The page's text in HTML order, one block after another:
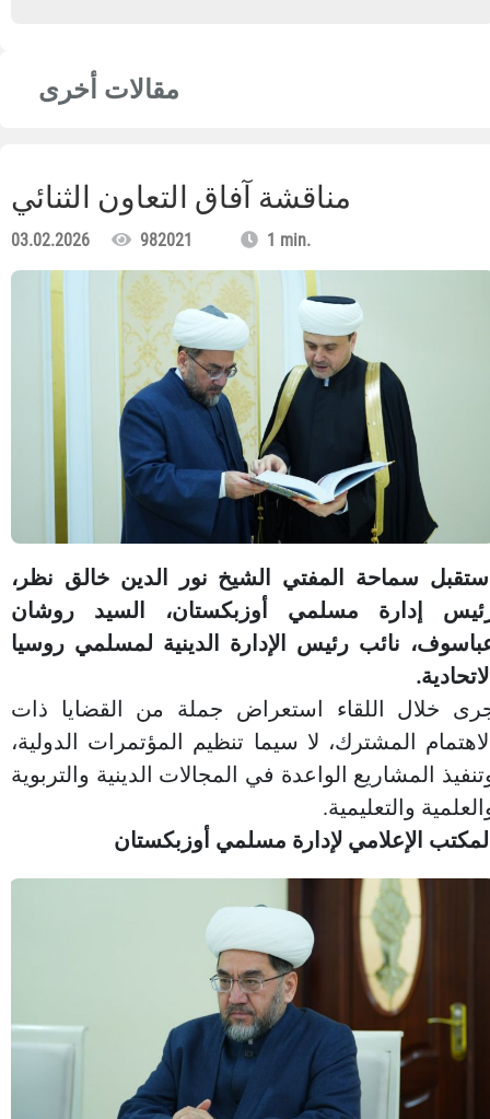
مقالات أخرى
مناقشة آفاق التعاون الثنائي
03.02.2026 982021 1 min.
سماحة المفتي الشيخ نور الدين خالق نظر،
إدارة مسلمي أوزبكستان، السيد روشان
نائب رئيس الإدارة الدينية لمسلمي روسيا
خلال اللقاء استعراض جملة من القضايا ذات
المشترك، لا سيما تنظيم المؤتمرات الدولية،
المشاريع الواعدة في المجالات الدينية والتربوية
والتعليمية.
الإعلامي لإدارة مسلمي أوزبكستان